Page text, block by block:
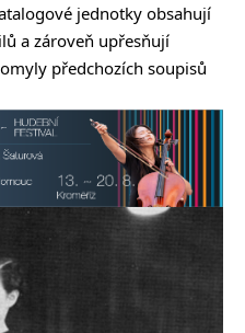
jednotky obsahují
a zároveň upřesňují
předchozích soupisů